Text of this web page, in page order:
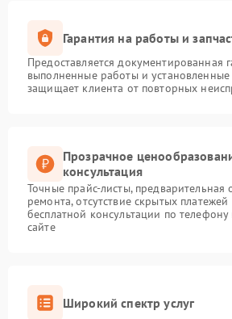
Гарантия на работы и
Предоставляется документированная
выполненные работы и установленные
защищает клиента от повторных
Прозрачное
консультация
Точные прайс-листы, предварительная
ремонта, отсутствие скрытых
бесплатной консультации по
сайте
Широкий спектр услуг